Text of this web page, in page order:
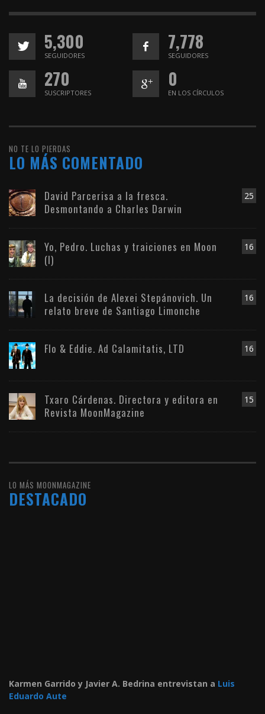
5,300
SEGUIDORES
7,778
SEGUIDORES
270
SUSCRIPTORES
0
EN LOS CÍRCULOS
NO TE LO PIERDAS
LO MÁS COMENTADO
25
David Parcerisa a la fresca.
Desmontando a Charles Darwin
16
Yo, Pedro. Luchas y traiciones en Moon
(I)
16
La decisión de Alexei Stepánovich. Un
relato breve de Santiago Limonche
16
Flo & Eddie. Ad Calamitatis, LTD
15
Txaro Cárdenas. Directora y editora en
Revista MoonMagazine
LO MÁS MOONMAGAZINE
DESTACADO
Karmen Garrido y Javier A. Bedrina entrevistan a Luis
Eduardo Aute